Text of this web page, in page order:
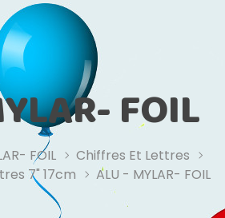
FOIL
FOIL
Chiffres Et Lettres
7" 17cm
ALU - MYLAR- FOIL